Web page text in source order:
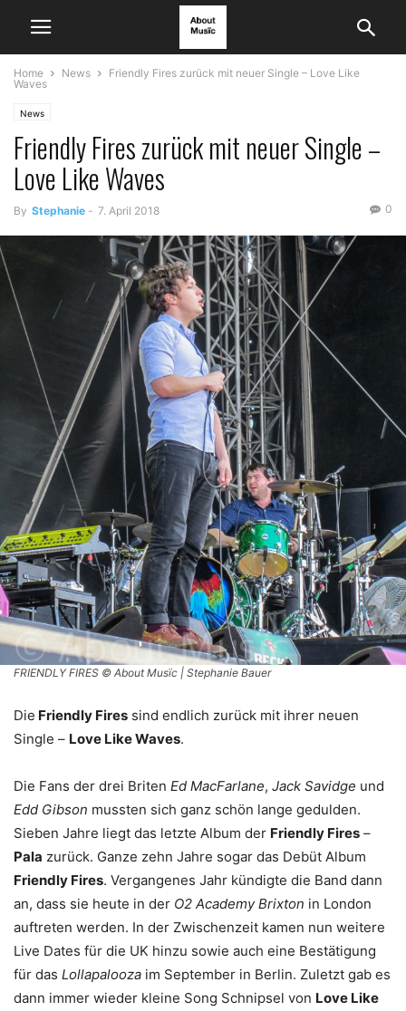
Home News
Friendly Fires zurück mit neuer Single – Love Like
Waves
News
Friendly Fires zurück mit neuer Single –
Love Like Waves
By Stephanie - 7. April 2018 0
FRIENDLY FIRES © About Musïc | Stephanie Bauer
Die Friendly Fires sind endlich zurück mit ihrer neuen
Single – Love Like Waves.
Die Fans der drei Briten Ed MacFarlane, Jack Savidge und
Edd Gibson mussten sich ganz schön lange gedulden.
Sieben Jahre liegt das letzte Album der Friendly Fires –
Pala zurück. Ganze zehn Jahre sogar das Debüt Album
Friendly Fires. Vergangenes Jahr kündigte die Band dann
an, dass sie heute in der O2 Academy Brixton in London
auftreten werden. In der Zwischenzeit kamen nun weitere
Live Dates für die UK hinzu sowie auch eine Bestätigung
für das Lollapalooza im September in Berlin. Zuletzt gab es
dann immer wieder kleine Song Schnipsel von Love Like